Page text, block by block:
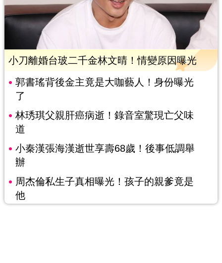
小刀離婚台玻二千金林文晴！情變原因曝光
郭書瑤背後金主竟是大咖藝人！身份曝光
了
林琇琪父親肝癌病逝！錄音室驚現亡父味
道
小秦漢張海漢逝世享壽68歲！後事低調舉
辦
周杰倫私生子真相曝光！孩子的親爹竟是
他